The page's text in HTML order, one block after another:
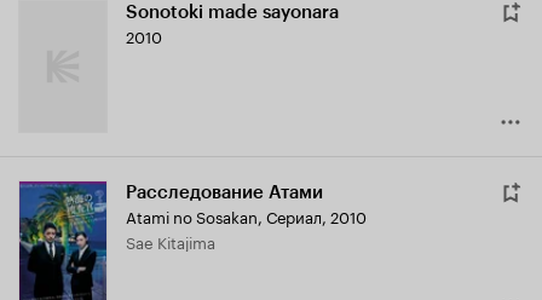
Sonotoki made sayonara
2010
Расследование Атами
Atami no Sosakan, Сериал, 2010
Sae Kitajima